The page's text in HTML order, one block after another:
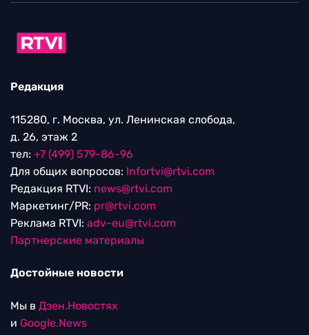
Редакция
115280, г. Москва, ул. Ленинская слобода,
д. 26, этаж 2
тел: +7 (499) 579-86-96
Для общих вопросов: Infortvi@rtvi.com
Редакция RTVI: news@rtvi.com
Маркетинг/PR: pr@rtvi.com
Реклама RTVI: adv-eu@rtvi.com
Партнерские материалы
Достойные новости
Мы в Дзен.Новостях
и Google.News